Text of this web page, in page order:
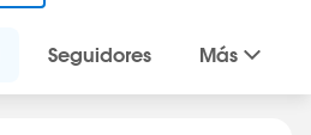
Seguidores Más